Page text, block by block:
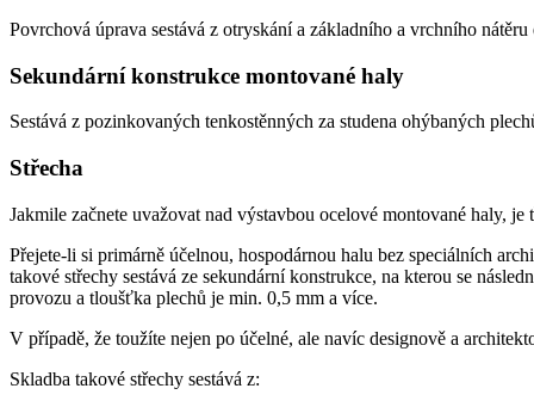
Povrchová úprava sestává z otryskání a základního a vrchního
Sekundární konstrukce montované haly
Sestává z pozinkovaných tenkostěnných za studena ohýbaných
Střecha
Jakmile začnete uvažovat nad výstavbou ocelové montované haly,
Přejete-li si primárně účelnou, hospodárnou halu bez speciálních
takové střechy sestává ze sekundární konstrukce, na kterou se
provozu a tloušťka plechů je min. 0,5 mm a více.
V případě, že toužíte nejen po účelné, ale navíc designově a
Skladba takové střechy sestává z: